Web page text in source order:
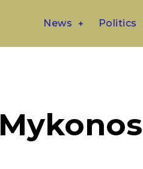
News Politics